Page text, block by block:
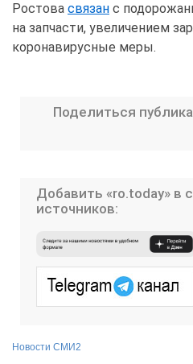
Ростова связан с
на запчасти, увеличением
коронавирусные меры.
Поделиться
Добавить «ro.today» в
источников:
Новости СМИ2